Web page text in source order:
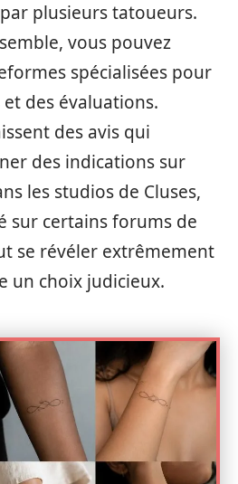
plusieurs tatoueurs.
vous pouvez
spécialisées pour
des évaluations.
des avis qui
des indications sur
les studios de Cluses,
sur certains forums de
se révéler extrêmement
un choix judicieux.